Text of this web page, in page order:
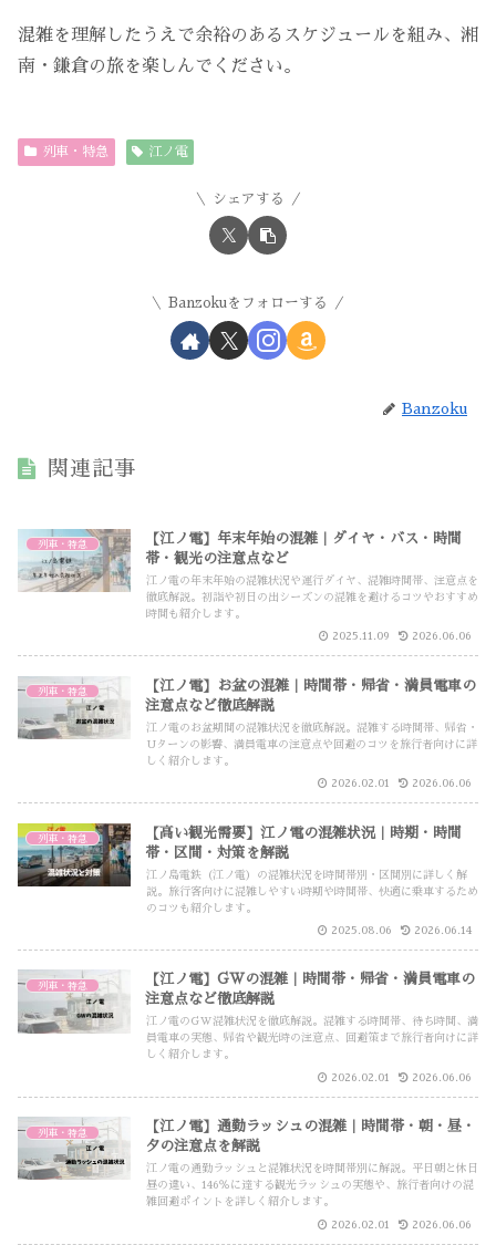
混雑を理解したうえで余裕のあるスケジュールを組み、湘
南・鎌倉の旅を楽しんでください。
列車・特急 江ノ電
シェアする
Banzokuをフォローする
Banzoku
関連記事
列車・特急
【江ノ電】年末年始の混雑｜ダイヤ・バス・時間
帯・観光の注意点など
江ノ電の年末年始の混雑状況や運行ダイヤ、混雑時間帯、注意点を
徹底解説。初詣や初日の出シーズンの混雑を避けるコツやおすすめ
時間も紹介します。
2025.11.09 2026.06.06
列車・特急
【江ノ電】お盆の混雑｜時間帯・帰省・満員電車の
注意点など徹底解説
江ノ電のお盆期間の混雑状況を徹底解説。混雑する時間帯、帰省・
Uターンの影響、満員電車の注意点や回避のコツを旅行者向けに詳
しく紹介します。
2026.02.01 2026.06.06
列車・特急
【高い観光需要】江ノ電の混雑状況｜時期・時間
帯・区間・対策を解説
江ノ島電鉄（江ノ電）の混雑状況を時間帯別・区間別に詳しく解
説。旅行客向けに混雑しやすい時期や時間帯、快適に乗車するため
のコツも紹介します。
2025.08.06 2026.06.14
列車・特急
【江ノ電】GWの混雑｜時間帯・帰省・満員電車の
注意点など徹底解説
江ノ電のGW混雑状況を徹底解説。混雑する時間帯、待ち時間、満
員電車の実態、帰省や観光時の注意点、回避策まで旅行者向けに詳
しく紹介します。
2026.02.01 2026.06.06
列車・特急
【江ノ電】通勤ラッシュの混雑｜時間帯・朝・昼・
夕の注意点を解説
江ノ電の通勤ラッシュと混雑状況を時間帯別に解説。平日朝と休日
昼の違い、146％に達する観光ラッシュの実態や、旅行者向けの混
雑回避ポイントを詳しく紹介します。
2026.02.01 2026.06.06